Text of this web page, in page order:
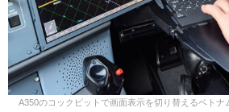
A350のコックピットで画面表示を切り替えるベトナ